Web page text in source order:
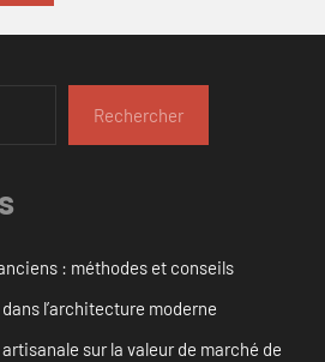
Rechercher
: méthodes et conseils
l’architecture moderne
sur la valeur de marché de